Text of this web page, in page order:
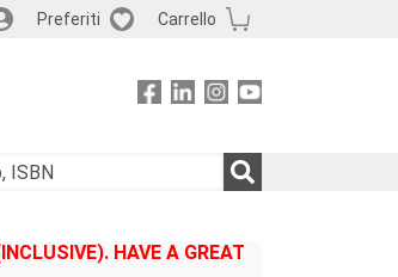
Preferiti Carrello
HAVE A GREAT